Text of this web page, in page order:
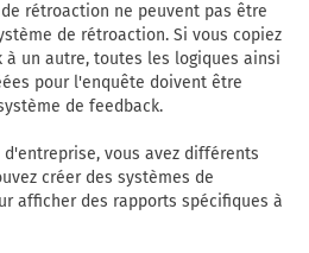
rétroaction ne peuvent pas être
de rétroaction. Si vous copiez
à un autre, toutes les logiques ainsi
pour l'enquête doivent être
de feedback.
vous avez différents
créer des systèmes de
afficher des rapports spécifiques à